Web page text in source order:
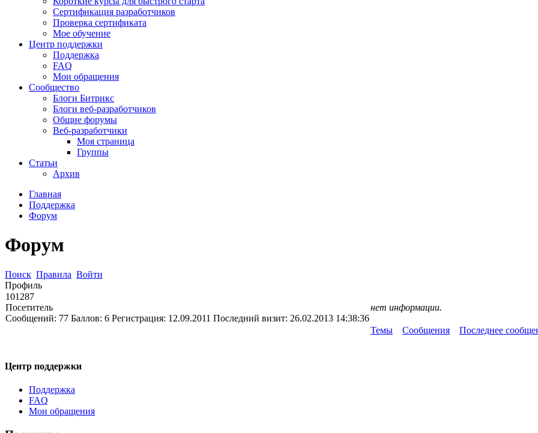
Сертификация разработчиков
Проверка сертификата
Мое обучение
Центр поддержки
Поддержка
FAQ
Мои обращения
Сообщество
Блоги Битрикс
Блоги веб-разработчиков
Общие форумы
Веб-разработчики
Моя страница
Группы
Статьи
Архив
Главная
Поддержка
Форум
Форум
Поиск Правила Войти
Профиль
101287
Посетитель
Сообщений: 77 Баллов: 6 Регистрация: 12.09.2011 Последний визит: 26.02.2013 14:38:36
нет информации.
Темы Сообщения Последнее
Центр поддержки
Поддержка
FAQ
Мои обращения